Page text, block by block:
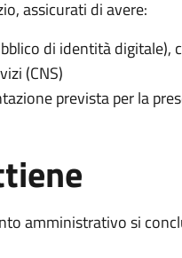
assicurati di avere:
di identità digitale),
(CNS)
prevista per la
amministrativo si